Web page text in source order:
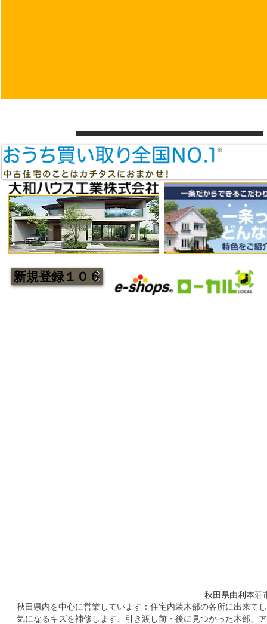
新規登録１０６
秋田県由利本荘
秋田県内を中心に営業しています：住宅内装木部の各所に出来て
気になるキズを補修します、引き渡し前・後に見つかった木部、